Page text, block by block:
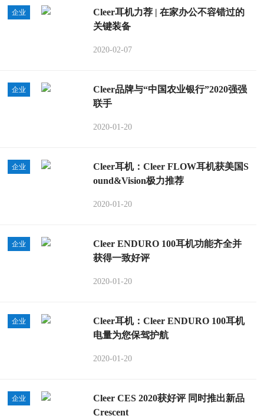
企业
Cleer耳机力荐 | 在家办公不容错过的
关键装备
2020-02-07
企业
Cleer品牌与“中国农业银行”2020强强
联手
2020-01-20
企业
Cleer耳机：Cleer FLOW耳机获美国S
ound&Vision极力推荐
2020-01-20
企业
Cleer ENDURO 100耳机功能齐全并
获得一致好评
2020-01-20
企业
Cleer耳机：Cleer ENDURO 100耳机
电量为您保驾护航
2020-01-20
企业
Cleer CES 2020获好评 同时推出新品
Crescent